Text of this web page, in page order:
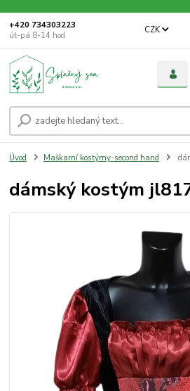
CZK
+420 734303223
út-pá 8-14 hod
Úvod Maškarní kostýmy-second hand
dámský kostým